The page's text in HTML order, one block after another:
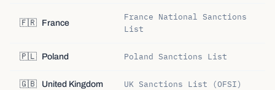
🇫🇷 France
France National Sanctions
List
🇵🇱 Poland Poland Sanctions List
🇬🇧 United Kingdom UK Sanctions List (OFSI)